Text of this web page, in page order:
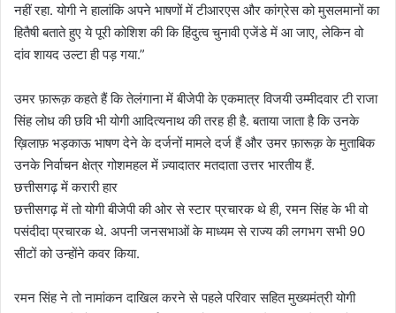
नहीं रहा. योगी ने हालांकि अपने भाषणों में टीआरएस और कांग्रेस को मुसलमानों का
हितैषी बताते हुए ये पूरी कोशिश की कि हिंदुत्व चुनावी एजेंडे में आ जाए, लेकिन वो
दांव शायद उल्टा ही पड़ गया.”
उमर फ़ारूक़ कहते हैं कि तेलंगाना में बीजेपी के एकमात्र विजयी उम्मीदवार टी राजा
सिंह लोध की छवि भी योगी आदित्यनाथ की तरह ही है. बताया जाता है कि उनके
ख़िलाफ़ भड़काऊ भाषण देने के दर्जनों मामले दर्ज हैं और उमर फ़ारूक़ के मुताबिक
उनके निर्वाचन क्षेत्र गोशमहल में ज़्यादातर मतदाता उत्तर भारतीय हैं.
छत्तीसगढ़ में करारी हार
छत्तीसगढ़ में तो योगी बीजेपी की ओर से स्टार प्रचारक थे ही, रमन सिंह के भी वो
पसंदीदा प्रचारक थे. अपनी जनसभाओं के माध्यम से राज्य की लगभग सभी 90
सीटों को उन्होंने कवर किया.
रमन सिंह ने तो नामांकन दाखिल करने से पहले परिवार सहित मुख्यमंत्री योगी